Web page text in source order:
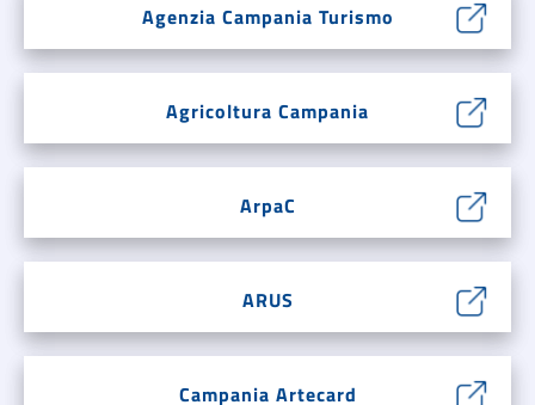
Agenzia Campania Turismo
Agricoltura Campania
ArpaC
ARUS
Campania Artecard